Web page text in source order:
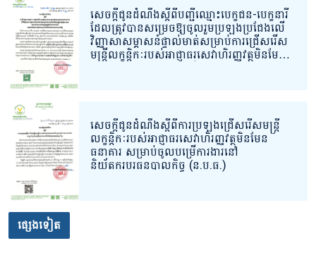
សេចក្ដីជូនដំណឹងស្ដីពីបញ្ជីឈ្មោះបេក្ខជន-បេក្ខនារី
ដែលត្រូវបានសម្រេចឱ្យចូលរួមប្រឡងប្រជែងលើ
វិញ្ញាសាសម្ភាសន៍ផ្ទាល់មាត់សម្រាប់ការជ្រើសរើស
មន្ត្រីលក្ខន្តិកៈរបស់អាជ្ញាធរសេវាហិរញ្ញវត្ថុមិនមែន
ធនាគារ សម្រាប់ចូលបម្រើការងារនៅ
សេចក្ដីជូនដំណឹងស្ដីពីការប្រឡងជ្រើសរើសមន្ត្រី
លក្ខន្តិកៈរបស់អាជ្ញាធរសេវាហិរញ្ញវត្ថុមិនមែន
ធនាគារ សម្រាប់ចូលបម្រើការងារនៅ
និយ័តករបរធនបាលកិច្ច (ន.ប.ធ.)
ផ្សេងទៀត